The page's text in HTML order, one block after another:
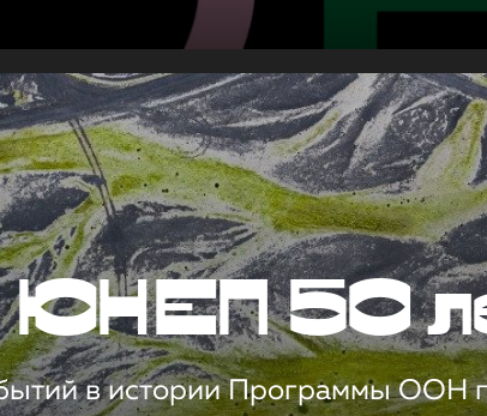
ЮНЕП 50
в истории Программы ООН